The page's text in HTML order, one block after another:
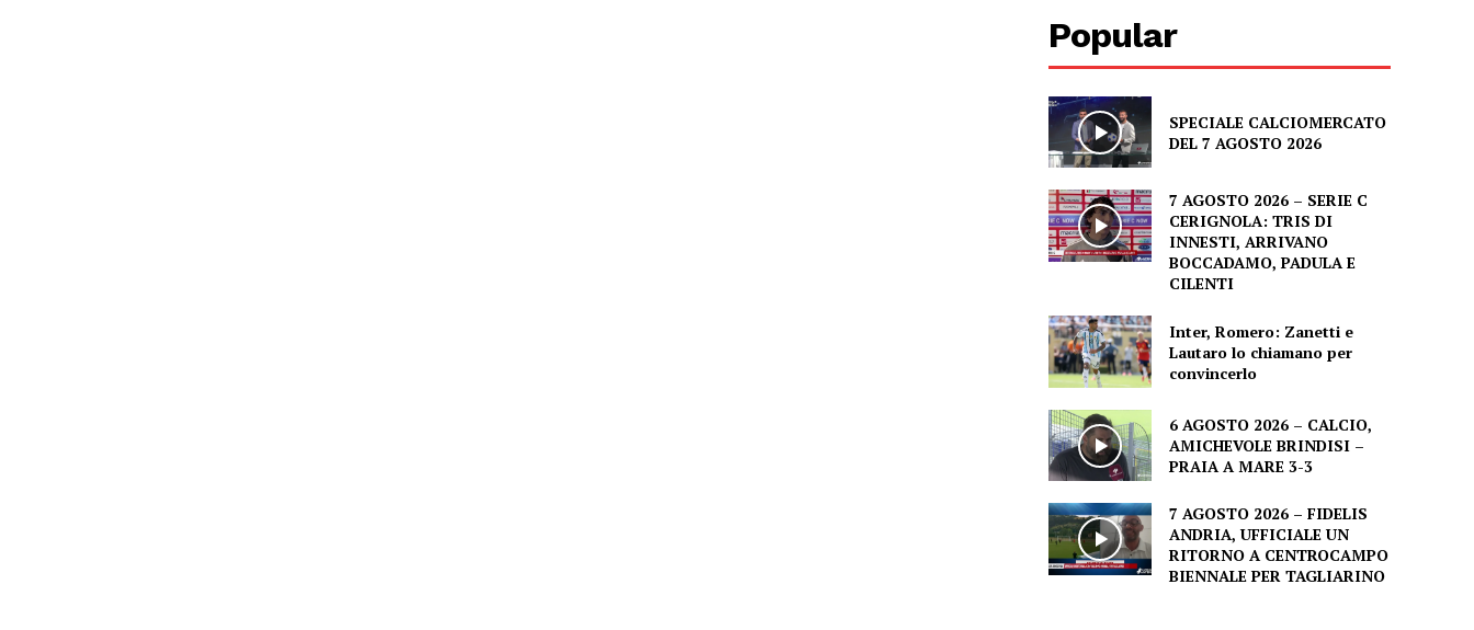
Popular
SPECIALE CALCIOMERCATO
DEL 7 AGOSTO 2026
7 AGOSTO 2026 – SERIE C
CERIGNOLA: TRIS DI
INNESTI, ARRIVANO
BOCCADAMO, PADULA E
CILENTI
Inter, Romero: Zanetti e
Lautaro lo chiamano per
convincerlo
6 AGOSTO 2026 – CALCIO,
AMICHEVOLE BRINDISI –
PRAIA A MARE 3-3
7 AGOSTO 2026 – FIDELIS
ANDRIA, UFFICIALE UN
RITORNO A CENTROCAMPO
BIENNALE PER TAGLIARINO